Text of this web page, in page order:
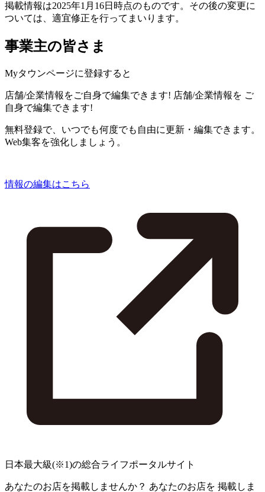
掲載情報は2025年1月16日時点のものです。その後の変更に
ついては、適宜修正を行ってまいります。
事業主の皆さま
Myタウンページに登録すると
店舗/企業情報をご自身で編集できます! 店舗/企業情報を ご
自身で編集できます!
無料登録で、いつでも何度でも自由に更新・編集できます。
Web集客を強化しましょう。
情報の編集はこちら
日本最大級(※1)の総合ライフポータルサイト
あなたのお店を掲載しませんか？ あなたのお店を 掲載しま